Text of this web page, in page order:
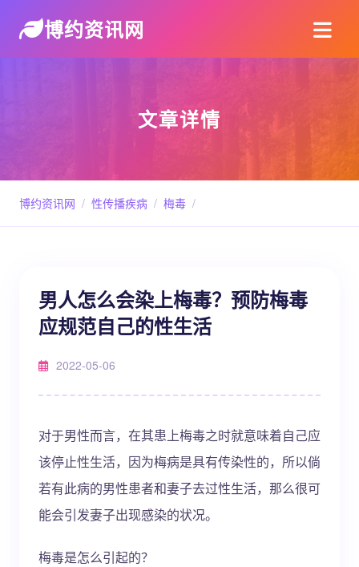
博约资讯网
文章详情
博约资讯网 / 性传播疾病 / 梅毒 /
男人怎么会染上梅毒？预防梅毒
应规范自己的性生活
2022-05-06
对于男性而言，在其患上梅毒之时就意味着自己应
该停止性生活，因为梅病是具有传染性的，所以倘
若有此病的男性患者和妻子去过性生活，那么很可
能会引发妻子出现感染的状况。
梅毒是怎么引起的？